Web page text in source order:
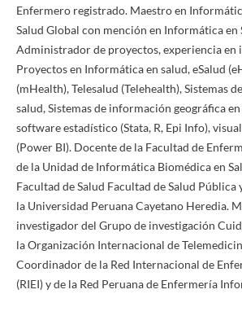
Enfermero registrado. Maestro en
Salud Global con mención en Informática en
Administrador de proyectos, experiencia en
Proyectos en Informática en salud, eSalud
(mHealth), Telesalud (Telehealth), Sistemas
salud, Sistemas de información geográfica
software estadístico (Stata, R, Epi Info),
(Power BI). Docente de la Facultad de
de la Unidad de Informática Biomédica en
Facultad de Salud Facultad de Salud
la Universidad Peruana Cayetano Heredia.
investigador del Grupo de investigación
la Organización Internacional de
Coordinador de la Red Internacional de
(RIEI) y de la Red Peruana de Enfermería